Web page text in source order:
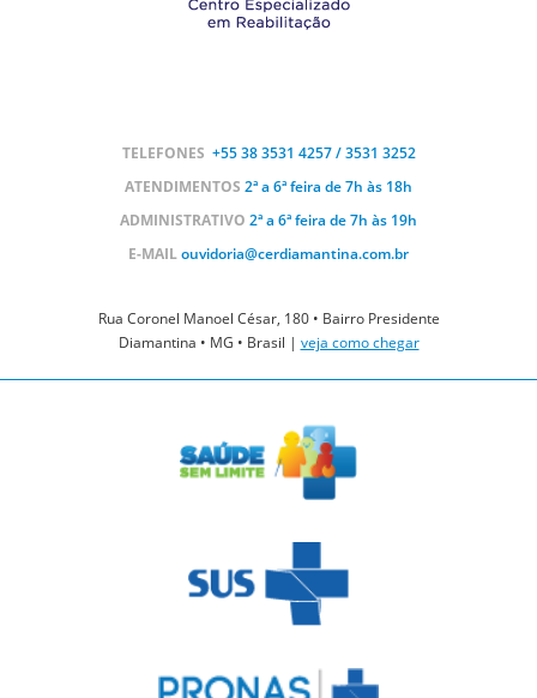
TELEFONES +55 383531 4257 / 3531 3252
ATENDIMENTOS 2ª a 6ª feira de 7h às 18h
ADMINISTRATIVO 2ª a 6ª feira de 7h às 19h
E-MAILouvidoria@cerdiamantina.com.br
Rua Coronel Manoel César, 180 • Bairro Presidente
Diamantina • MG • Brasil | veja como chegar